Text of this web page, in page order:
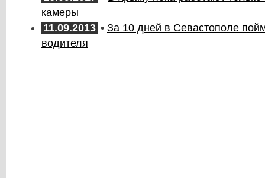
камеры
11.09.2013 • За 10 дней в Севастополе
водителя